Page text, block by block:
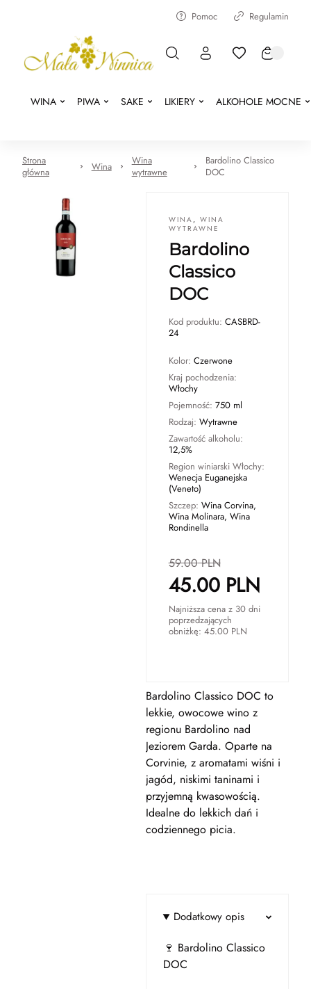
Pomoc Regulamin
WINA PIWA SAKE LIKIERY ALKOHOLE MOCNE
Strona
główna
Wina
Wina
wytrawne
Bardolino Classico
DOC
WINA , WINA
WYTRAWNE
Bardolino
Classico
DOC
Kod produktu: CASBRD-
24
Kolor: Czerwone
Kraj pochodzenia:
Włochy
Pojemność: 750 ml
Rodzaj: Wytrawne
Zawartość alkoholu:
12,5%
Region winiarski Włochy:
Wenecja Euganejska
(Veneto)
Szczep: Wina Corvina,
Wina Molinara, Wina
Rondinella
59.00PLN
45.00PLN
Najniższa cena z 30 dni
poprzedzających
obniżkę: 45.00PLN
Bardolino Classico DOC to
lekkie, owocowe wino z
regionu Bardolino nad
Jeziorem Garda. Oparte na
Corvinie, z aromatami wiśni i
jagód, niskimi taninami i
przyjemną kwasowością.
Idealne do lekkich dań i
codziennego picia.
Dodatkowy opis
🍷 Bardolino Classico
DOC